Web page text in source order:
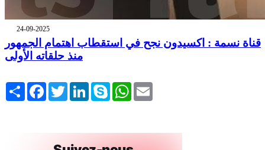
24-09-2025
قناة نسمة : اكسيدون نجح في استقطاب اهتمام الجمهور
منذ حلقاته الأولى
Share FacebookTwitterLinkedInSkype WhatsApp